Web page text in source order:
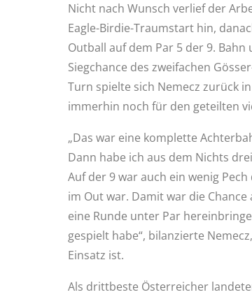
Nicht nach Wunsch verlief der
Eagle-Birdie-Traumstart hin,
Outball auf dem Par 5 der 9.
Siegchance des zweifachen
Turn spielte sich Nemecz zurück
immerhin noch für den geteilten
„Das war eine komplette
Dann habe ich aus dem Nichts
Auf der 9 war auch ein wenig
im Out war. Damit war die
eine Runde unter Par
gespielt habe“, bilanzierte
Einsatz ist.
Als drittbeste Österreicher